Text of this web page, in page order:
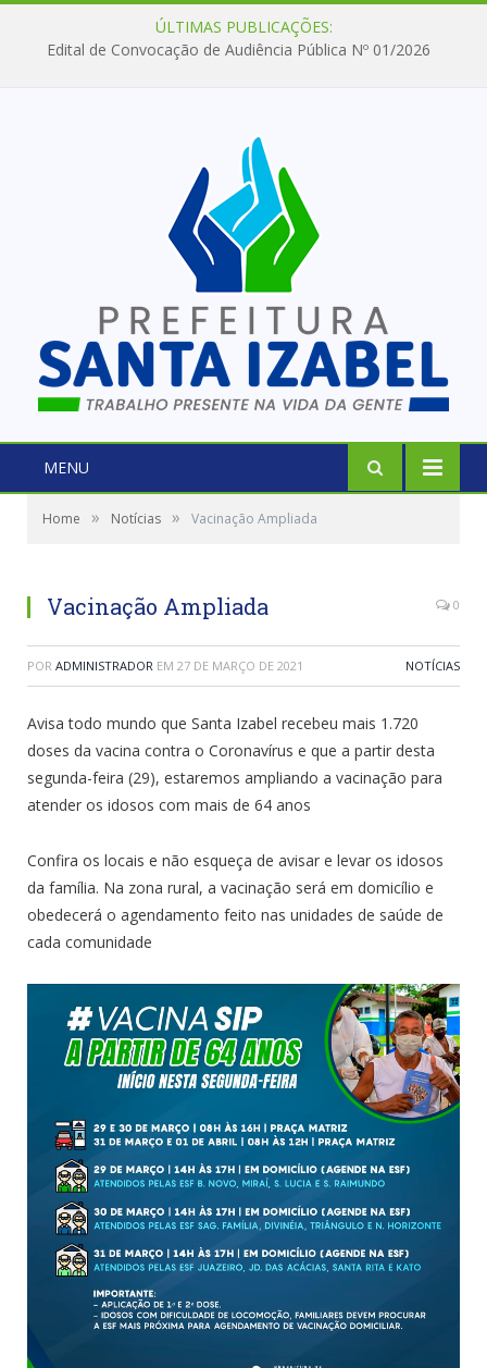
ÚLTIMAS PUBLICAÇÕES:
Edital de Convocação de Audiência Pública Nº 01/2026
MENU
Home » Notícias » Vacinação Ampliada
Vacinação Ampliada 0
POR ADMINISTRADOR EM 27 DE MARÇO DE 2021 NOTÍCIAS
Avisa todo mundo que Santa Izabel recebeu mais 1.720
doses da vacina contra o Coronavírus e que a partir desta
segunda-feira (29), estaremos ampliando a vacinação para
atender os idosos com mais de 64 anos
Confira os locais e não esqueça de avisar e levar os idosos
da família. Na zona rural, a vacinação será em domicílio e
obedecerá o agendamento feito nas unidades de saúde de
cada comunidade